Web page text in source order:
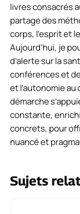
livres consacrés
partage des
corps, l’esprit et
Aujourd’hui, je
d’alerte sur la
conférences et
et l’autonomie
démarche
constante,
concrets, pour
nuancé et
Sujets